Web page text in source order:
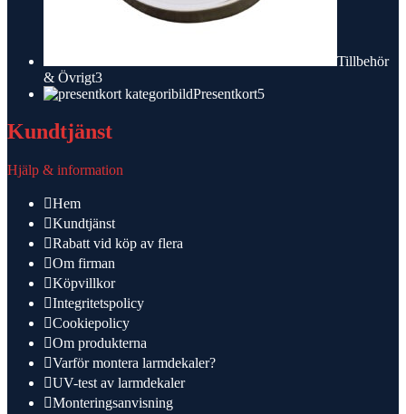
Tillbehör
& Övrigt33
produkter
Presentkort55
Kundtjänst
Hjälp & information
Hem
Kundtjänst
Rabatt vid köp av flera
Om firman
Köpvillkor
Integritetspolicy
Cookiepolicy
Om produkterna
Varför montera larmdekaler?
UV-test av larmdekaler
Monteringsanvisning